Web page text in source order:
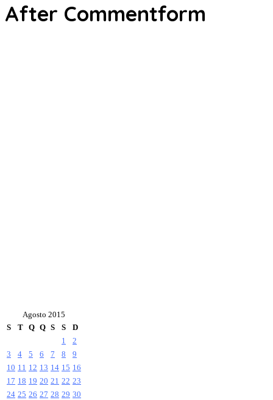
After Commentform
Agosto 2015
S
T Q Q S S
D
1
2
3
4 5 6 7 8
9
10 11 12 13 14 15 16
17 18 19 20 21 22 23
24 25 26 27 28 29 30